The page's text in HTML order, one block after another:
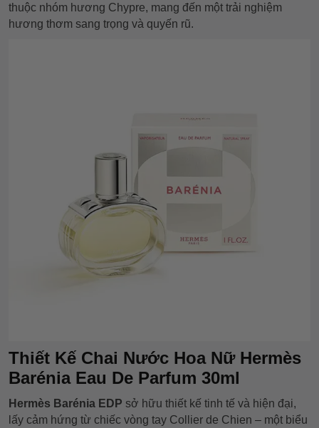
thuộc nhóm hương Chypre, mang đến một trải nghiệm
hương thơm sang trọng và quyến rũ.
Thiết Kế Chai Nước Hoa Nữ Hermès
Barénia Eau De Parfum 30ml
Hermès Barénia EDP sở hữu thiết kế tinh tế và hiện đại,
lấy cảm hứng từ chiếc vòng tay Collier de Chien – một biểu